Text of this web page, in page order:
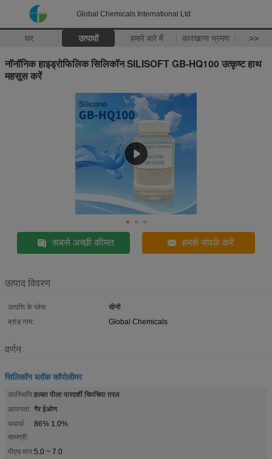
Global Chemicals International Ltd
घर उत्पादों हमारे बारे में कारखाना भ्रमण >>
नॉनॉनिक हाइड्रोफिलिक सिलिकॉन SILISOFT GB-HQ100 उत्कृष्ट हाथ
महसूस करें
सबसे अच्छी कीमत हमसे संपर्क करें
उत्पाद विवरण
उत्पत्ति के प्लेस:
चीनी
ब्रांड नाम:
Global Chemicals
वर्णन
सिलिकॉन ब्लॉक कॉपोलीमर
उपस्थिति:हल्का पीला पारदर्शी चिपचिपा तरल
आयनता: गैर ईओण
यथार्थ
सामग्री:
86% 1.0%
पीएच मान:5.0 ~ 7.0